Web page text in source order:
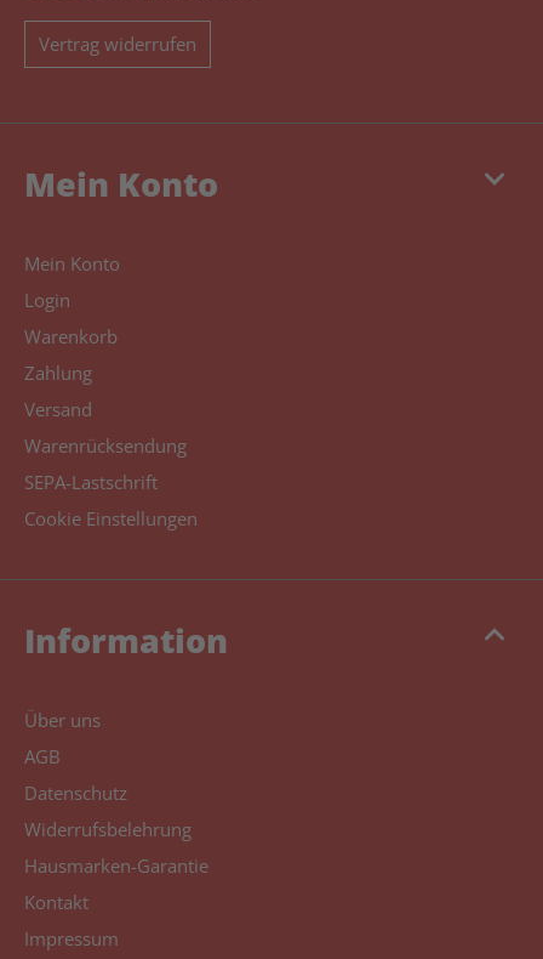
Vertrag widerrufen
keyboard_arrow_down
Mein Konto
Mein Konto
Login
Warenkorb
Zahlung
Versand
Warenrücksendung
SEPA-Lastschrift
Cookie Einstellungen
keyboard_arrow_up
Information
Über uns
AGB
Datenschutz
Widerrufsbelehrung
Hausmarken-Garantie
Kontakt
Impressum